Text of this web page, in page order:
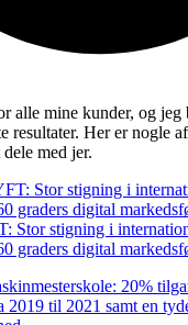
alle mine kunder, og
resultater. Her er nogle
med jer.
Stor stigning i
graders digital